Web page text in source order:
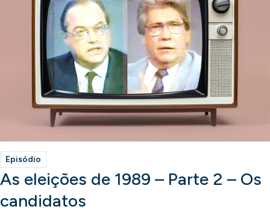
Episódio
As eleições de 1989 – Parte 2 – Os
candidatos